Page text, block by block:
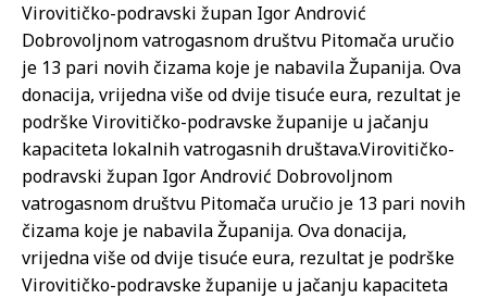
Virovitičko-podravski župan Igor Andrović
Dobrovoljnom vatrogasnom društvu Pitomača uručio
je 13 pari novih čizama koje je nabavila Županija. Ova
donacija, vrijedna više od dvije tisuće eura, rezultat je
podrške Virovitičko-podravske županije u jačanju
kapaciteta lokalnih vatrogasnih društava.Virovitičko-
podravski župan Igor Andrović Dobrovoljnom
vatrogasnom društvu Pitomača uručio je 13 pari novih
čizama koje je nabavila Županija. Ova donacija,
vrijedna više od dvije tisuće eura, rezultat je podrške
Virovitičko-podravske županije u jačanju kapaciteta